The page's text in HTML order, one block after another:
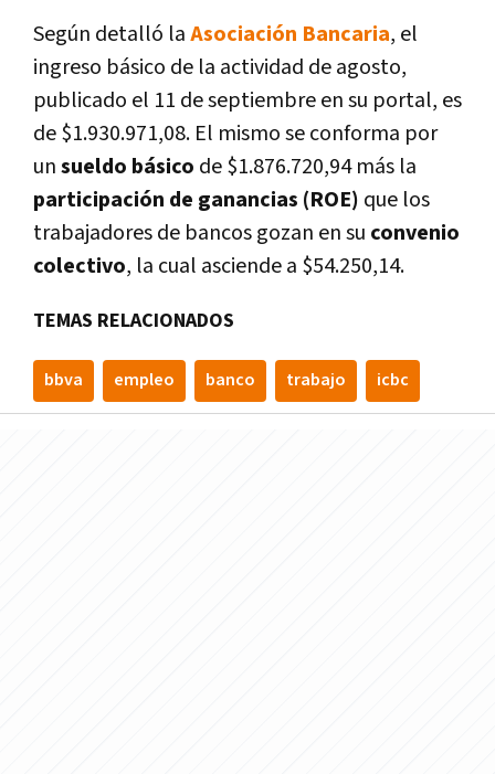
Según detalló laAsociación Bancaria, el
ingreso básico de la actividad de agosto,
publicado el 11 de septiembre en su portal, es
de $1.930.971,08. El mismo se conforma por
unsueldo básico de $1.876.720,94 más la
participación de ganancias (ROE) que los
trabajadores de bancos gozan en su convenio
colectivo, la cual asciende a $54.250,14.
TEMAS RELACIONADOS
bbva empleo banco trabajo icbc